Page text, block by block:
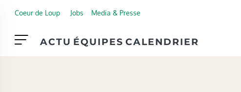
Coeur de Loup Jobs Media & Presse
ACTU ÉQUIPES CALENDRIER